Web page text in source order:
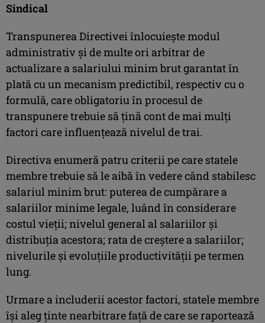
Sindical
Transpunerea Directivei înlocuiește modul
administrativ și de multe ori arbitrar de
actualizare a salariului minim brut garantat în
plată cu un mecanism predictibil, respectiv cu o
formulă, care obligatoriu în procesul de
transpunere trebuie să țină cont de mai mulți
factori care influențează nivelul de trai.
Directiva enumeră patru criterii pe care statele
membre trebuie să le aibă în vedere când stabilesc
salariul minim brut: puterea de cumpărare a
salariilor minime legale, luând în considerare
costul vieții; nivelul general al salariilor și
distribuția acestora; rata de creștere a salariilor;
nivelurile și evoluțiile productivității pe termen
lung.
Urmare a includerii acestor factori, statele membre
își aleg ținte nearbitrare față de care se raportează